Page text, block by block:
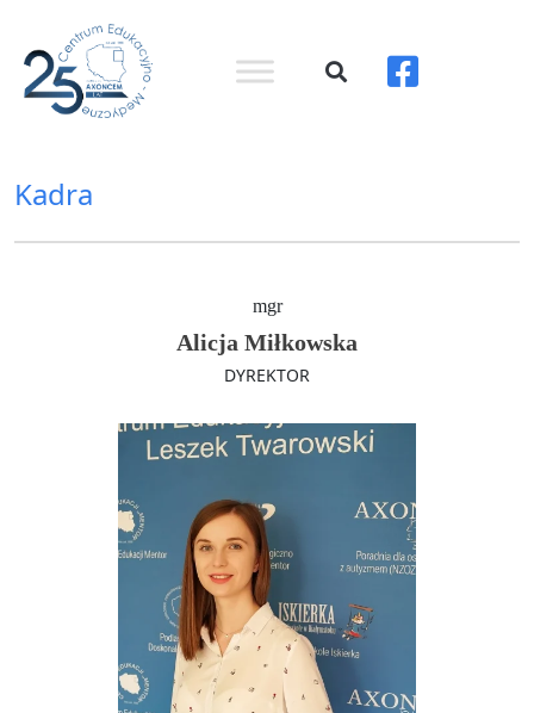
Kadra
mgr
Alicja Miłkowska
DYREKTOR